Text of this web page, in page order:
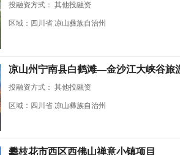
投融资方式： 其他投融资
区域：四川省 凉山彝族自治州
凉山州宁南县白鹤滩—金沙江大峡谷旅
投融资方式： 其他投融资
区域：四川省 凉山彝族自治州
攀枝花市西区西佛山禅意小镇项目